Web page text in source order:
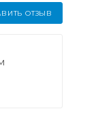
ОТЗЫВ